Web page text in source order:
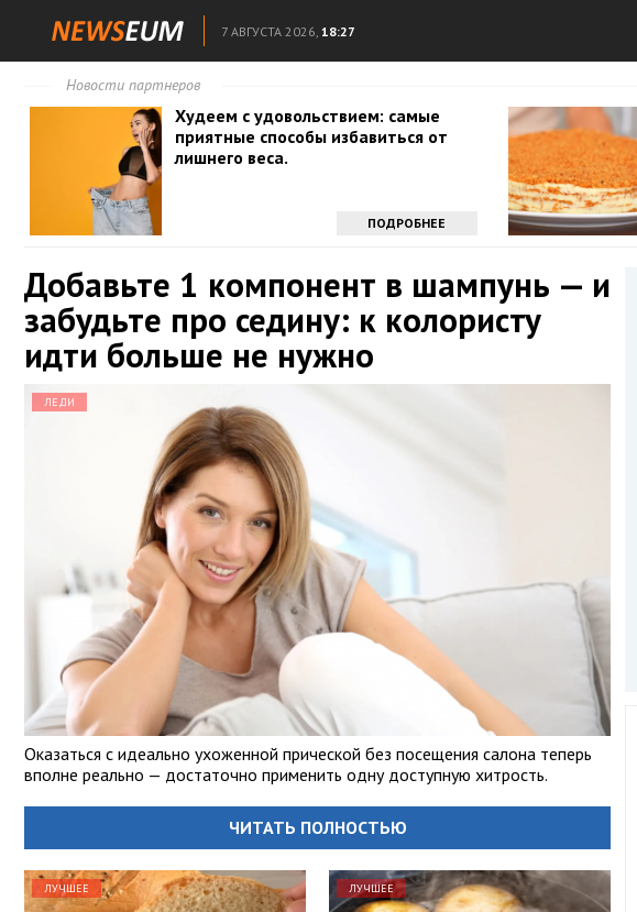
7 АВГУСТА 2026, 18:27
Новости партнеров
Худеем с удовольствием: самые
приятные способы избавиться от
лишнего веса.
ПОДРОБНЕЕ
Добавьте 1 компонент в шампунь — и
забудьте про седину: к колористу
идти больше не нужно
ЛЕДИ
Оказаться с идеально ухоженной прической без посещения салона теперь
вполне реально — достаточно применить одну доступную хитрость.
ЧИТАТЬ ПОЛНОСТЬЮ
ЛУЧШЕЕ ЛУЧШЕЕ